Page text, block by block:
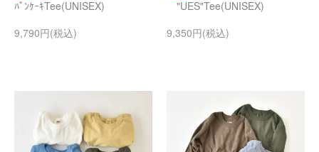
ﾊﾟﾝｹｰｷTee(UNISEX)
9,790円(税込)
"UES"Tee(UNISEX)
9,350円(税込)